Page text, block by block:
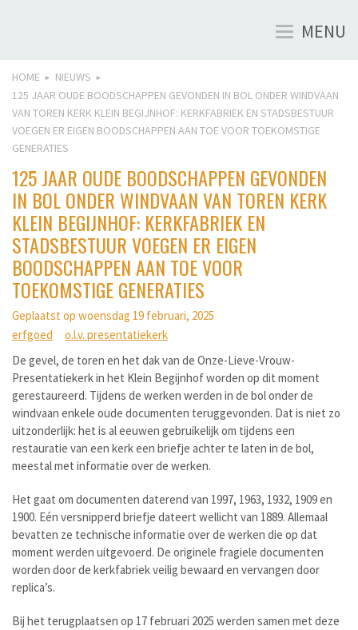
MENU
Toggle
HOME ► NIEUWS ►
125 JAAR OUDE BOODSCHAPPEN GEVONDEN IN BOL ONDER WINDVAAN
VAN TOREN KERK KLEIN BEGIJNHOF: KERKFABRIEK EN STADSBESTUUR
VOEGEN ER EIGEN BOODSCHAPPEN AAN TOE VOOR TOEKOMSTIGE
GENERATIES
125 JAAR OUDE BOODSCHAPPEN GEVONDEN
IN BOL ONDER WINDVAAN VAN TOREN KERK
KLEIN BEGIJNHOF: KERKFABRIEK EN
STADSBESTUUR VOEGEN ER EIGEN
BOODSCHAPPEN AAN TOE VOOR
TOEKOMSTIGE GENERATIES
Geplaatst op woensdag 19 februari, 2025
erfgoed
o.l.v. presentatiekerk
De gevel, de toren en het dak van de Onze-Lieve-Vrouw-
Presentatiekerk in het Klein Begijnhof worden op dit moment
gerestaureerd. Tijdens de werken werden in de bol onder de
windvaan enkele oude documenten teruggevonden. Dat is niet zo
uitzonderlijk: het is al eeuwen gebruikelijk om tijdens een
restauratie van een kerk een briefje achter te laten in de bol,
meestal met informatie over de werken.
Het gaat om documenten daterend van 1997, 1963, 1932, 1909 en
1900. Eén versnipperd briefje dateert wellicht van 1889. Allemaal
bevatten ze technische informatie over de werken die op dat
moment werden uitgevoerd. De originele fragiele documenten
worden door de kerkfabriek veilig bewaard en vervangen door
replica’s.
Bij het terugplaatsen op 17 februari 2025 werden samen met deze